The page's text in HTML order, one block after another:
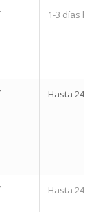
1-3 días
Hasta 24
Hasta 24